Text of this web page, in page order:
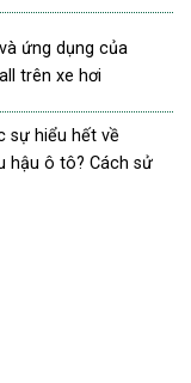
ứng dụng của
trên xe hơi
sự hiểu hết về
hậu ô tô? Cách sử